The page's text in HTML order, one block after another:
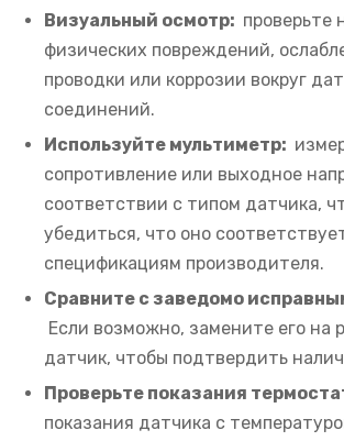
Визуальный осмотр: проверьте
физических повреждений,
проводки или коррозии вокруг
соединений.
Используйте мультиметр:
сопротивление или выходное
соответствии с типом датчика,
убедиться, что оно
спецификациям производителя.
Сравните с заведомо
Если возможно, замените его на
датчик, чтобы подтвердить
Проверьте показания
показания датчика с